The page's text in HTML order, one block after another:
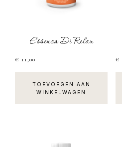
Essenza Di Relax
€ 11,00
TOEVOEGEN AAN
WINKELWAGEN
€